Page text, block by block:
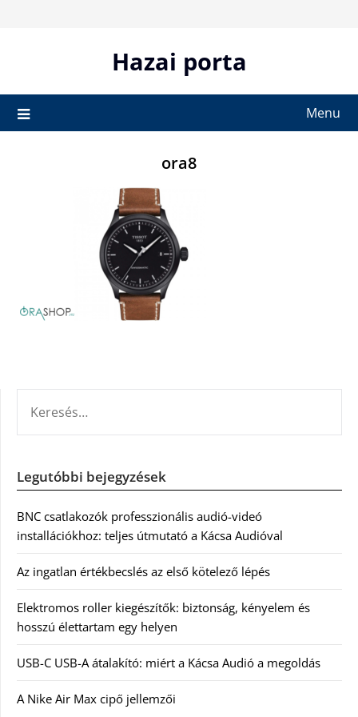
Hazai porta
Menu
ora8
Legutóbbi bejegyzések
BNC csatlakozók professzionális audió-videó
installációkhoz: teljes útmutató a Kácsa Audióval
Az ingatlan értékbecslés az első kötelező lépés
Elektromos roller kiegészítők: biztonság, kényelem és
hosszú élettartam egy helyen
USB-C USB-A átalakító: miért a Kácsa Audió a megoldás
A Nike Air Max cipő jellemzői